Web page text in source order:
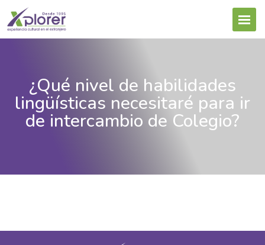
¿Qué nivel de habilidades
lingüísticas necesitaré para ir
de intercambio de Colegio?